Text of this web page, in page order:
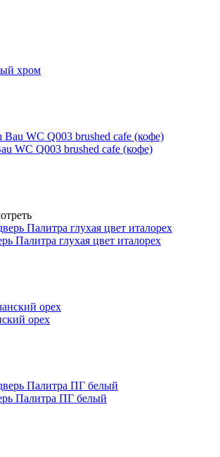
хром
WC Q003 brushed cafe (кофе)
Палитра глухая цвет италорех
орех
Палитра ПГ белый